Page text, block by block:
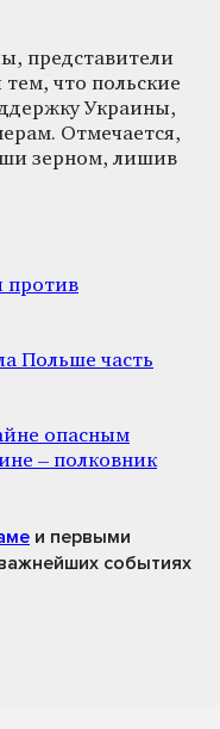
представители
что польские
Украины,
Отмечается,
зерном, лишив
против
Польше часть
опасным
– полковник
и первыми
событиях